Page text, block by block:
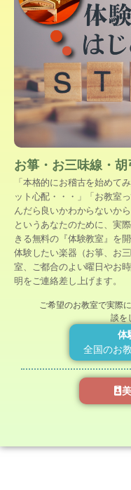
お箏・お三味線・
「本格的にお稽古を始めて
ット心配・・・」「お教室
んだら良いかわからないか
というあなたのために、実
きる無料の『体験教室』を開
体験したい楽器（お箏、お
室、ご都合のよい曜日やお
明をご連絡差し上げます。
ご希望のお教室で実際
談を
体
全国のお